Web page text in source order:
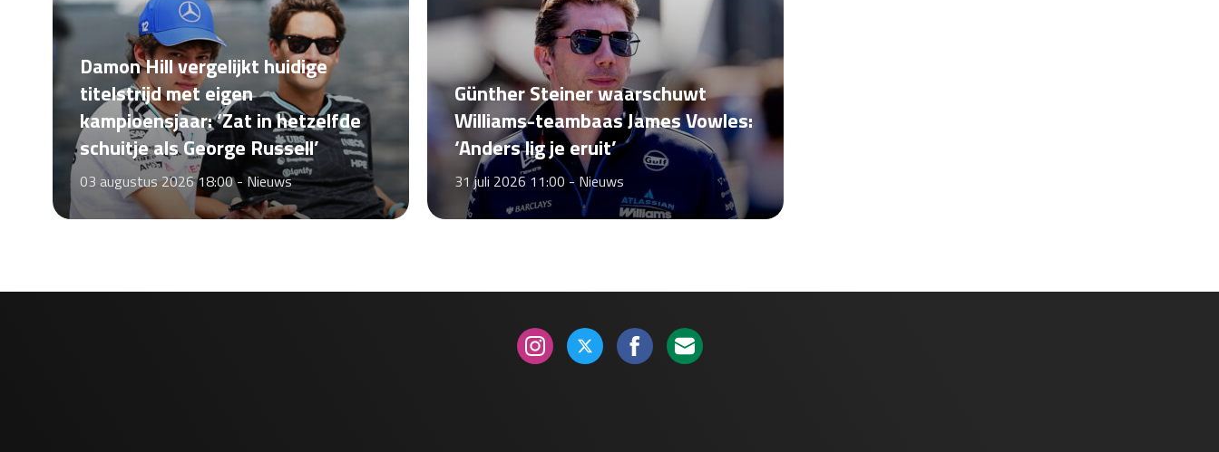
Damon Hill vergelijkt huidige
titelstrijd met eigen
kampioensjaar: ‘Zat in hetzelfde
schuitje als George Russell’
03 augustus 2026 18:00 -Nieuws
Günther Steiner waarschuwt
Williams-teambaas James Vowles:
‘Anders lig je eruit’
31 juli 2026 11:00 -Nieuws